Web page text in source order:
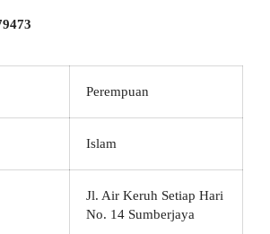
Perempuan
Islam
Jl. Air Keruh Setiap Hari
No. 14 Sumberjaya